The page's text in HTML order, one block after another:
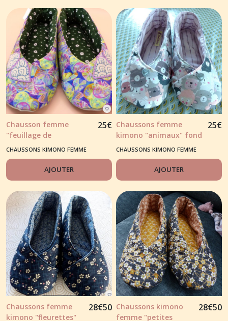
Chausson femme
"feuillage de
nénuphars" tons
25€
CHAUSSONS KIMONO FEMME
AJOUTER
Chaussons femme
kimono "animaux" fond
couleurs claires
25€
CHAUSSONS KIMONO FEMME
AJOUTER
Chaussons femme
kimono "fleurettes"
28€50 Chaussons kimono
femme "petites
28€50